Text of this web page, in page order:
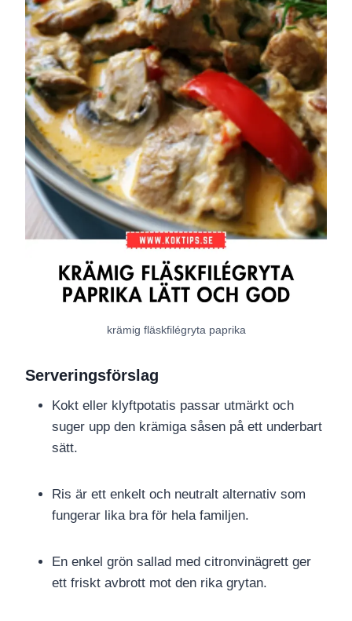
krämig fläskfilégryta paprika
Serveringsförslag
Kokt eller klyftpotatis passar utmärkt och
suger upp den krämiga såsen på ett underbart
sätt.
Ris är ett enkelt och neutralt alternativ som
fungerar lika bra för hela familjen.
En enkel grön sallad med citronvinägrett ger
ett friskt avbrott mot den rika grytan.